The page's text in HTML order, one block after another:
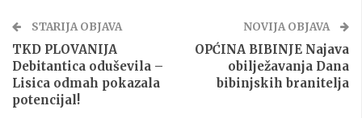
STARIJA OBJAVA
TKD PLOVANIJA
Debitantica oduševila –
Lisica odmah pokazala
potencijal!
NOVIJA OBJAVA
OPĆINA BIBINJE Najava
obilježavanja Dana
bibinjskih branitelja